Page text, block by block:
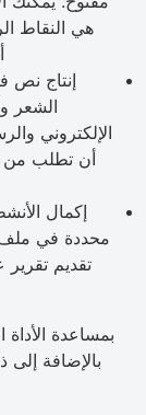
هي النقاط
إنتاج نص
الشعر
الإلكتروني
إكمال
تقديم
بالإضافة